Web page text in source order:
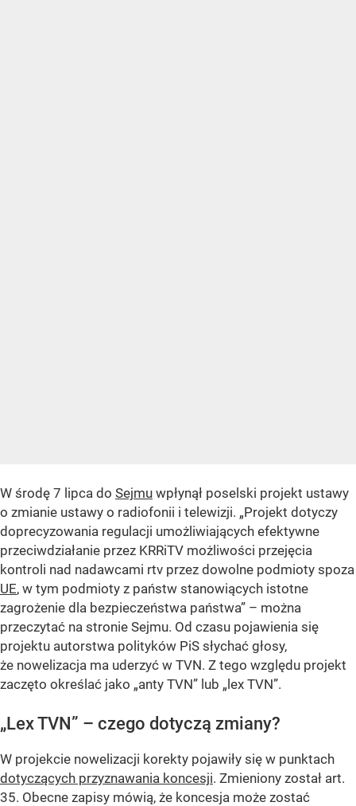
W środę 7 lipca do Sejmu wpłynął poselski projekt ustawy
o zmianie ustawy o radiofonii i telewizji. „Projekt dotyczy
doprecyzowania regulacji umożliwiających efektywne
przeciwdziałanie przez KRRiTV możliwości przejęcia
kontroli nad nadawcami rtv przez dowolne podmioty spoza
UE, w tym podmioty z państw stanowiących istotne
zagrożenie dla bezpieczeństwa państwa” – można
przeczytać na stronie Sejmu. Od czasu pojawienia się
projektu autorstwa polityków PiS słychać głosy,
że nowelizacja ma uderzyć w TVN. Z tego względu projekt
zaczęto określać jako „anty TVN” lub „lex TVN”.
„Lex TVN” – czego dotyczą zmiany?
W projekcie nowelizacji korekty pojawiły się w punktach
dotyczących przyznawania koncesji. Zmieniony został art.
35. Obecne zapisy mówią, że koncesja może zostać